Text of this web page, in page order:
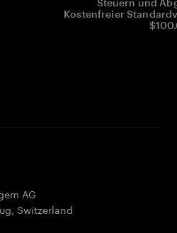
Steuern und
Kostenfreier
AG
, Switzerland